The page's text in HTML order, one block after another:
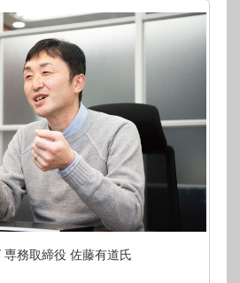
専務取締役 佐藤有道氏